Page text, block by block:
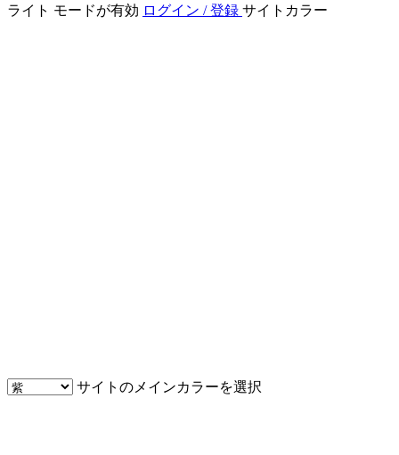
ライト モードが有効 ログイン / 登録 サイトカラー
サイトのメインカラーを選択